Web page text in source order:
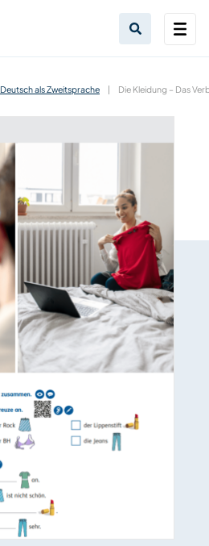
Deutsch als Zweitsprache | Die Kleidung – Das